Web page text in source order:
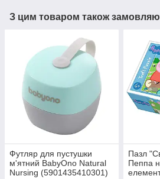
З цим товаром також
Футляр для пустушки
м'ятний BabyOno Natural
Nursing (5901435410301)
Пазл
Пеппа